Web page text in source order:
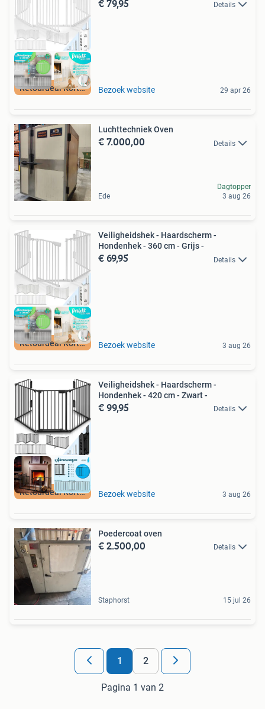
Retourdeal Korting
€ 79,95 Details
Bezoek website 29 apr 26
Luchttechniek Oven
€ 7.000,00 Details
Ede
Dagtopper
3 aug 26
Retourdeal Korting
Veiligheidshek - Haardscherm -
Hondenhek - 360 cm - Grijs -
€ 69,95 Details
Bezoek website 3 aug 26
Retourdeal Korting
Veiligheidshek - Haardscherm -
Hondenhek - 420 cm - Zwart -
€ 99,95 Details
Bezoek website 3 aug 26
Poedercoat oven
€ 2.500,00 Details
Staphorst 15 jul 26
1 2
Pagina 1 van 2